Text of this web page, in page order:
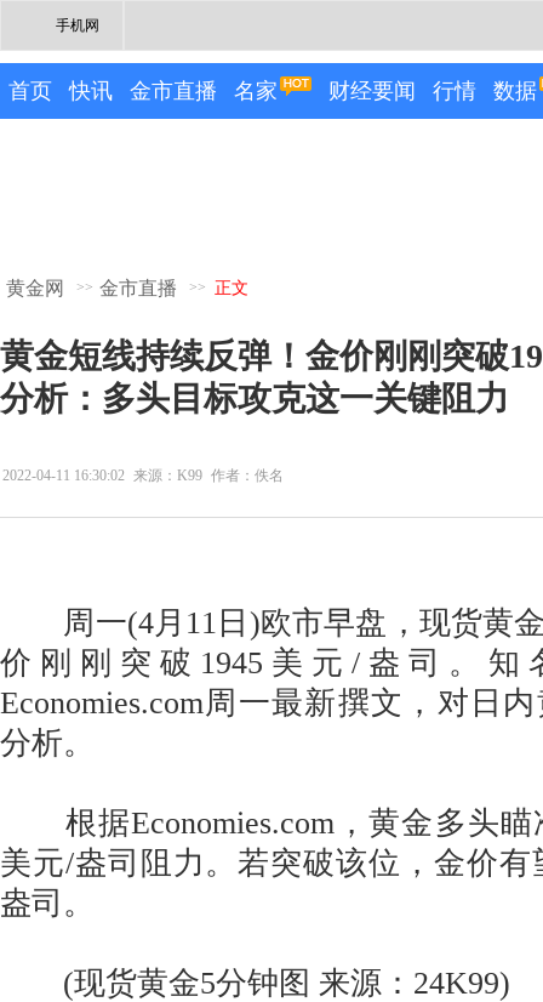
手机网
首页 快讯 金市直播 名家 财经要闻 行情 数据
黄金网 >> 金市直播 >> 正文
黄金短线持续反弹！金价刚刚突破
分析：多头目标攻克这一关键阻力
2022-04-11 16:30:02 来源：K99 作者：佚名
周一(4月11日)欧市早盘，现货黄
价刚刚突破1945美元/盎司。知
Economies.com周一最新撰文，对日
分析。
根据Economies.com，黄金多头瞄
美元/盎司阻力。若突破该位，金价有
盎司。
(现货黄金5分钟图 来源：24K99)